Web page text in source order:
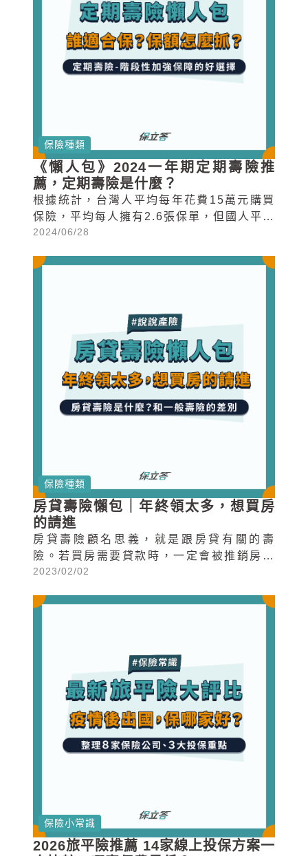
保險種類
《懶人包》2024一年期定期壽險推
薦，定期壽險是什麼？
根據統計，台灣人平均每年花費15萬元購買
保險，平均每人擁有2.6張保單，但國人平均
壽險額度卻僅有50萬，保障嚴重不足。50萬
應，更何況是留愛照顧家人。
2024/06/28
保險種類
房貸壽險懶包｜年終領太多，想買房
的請進
房貸壽險顧名思義，就是跟房貸有關的壽
險。若買房需要貸款時，一定會被推銷房貸
壽險，不過究竟這個房貸壽險是什麼、是否
呢？看完這篇你就知道啦！今天保立答就來
2023/02/02
保險小常識
2026旅平險推薦 14家線上投保方案一